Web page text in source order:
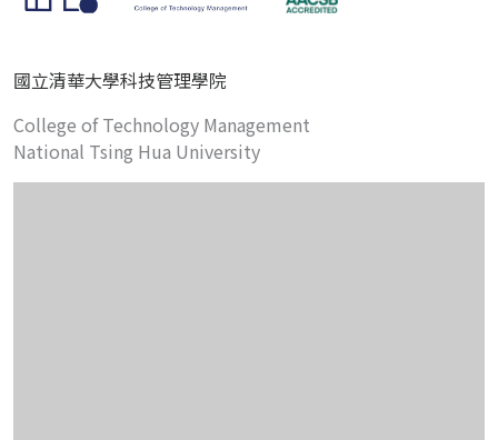
國立清華大學科技管理學院
College of Technology Management
National Tsing Hua University